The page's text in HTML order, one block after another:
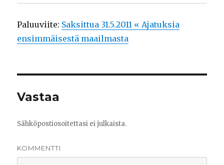
Paluuviite: Saksittua 31.5.2011 « Ajatuksia
ensimmäisestä maailmasta
Vastaa
Sähköpostiosoitettasi ei julkaista.
KOMMENTTI